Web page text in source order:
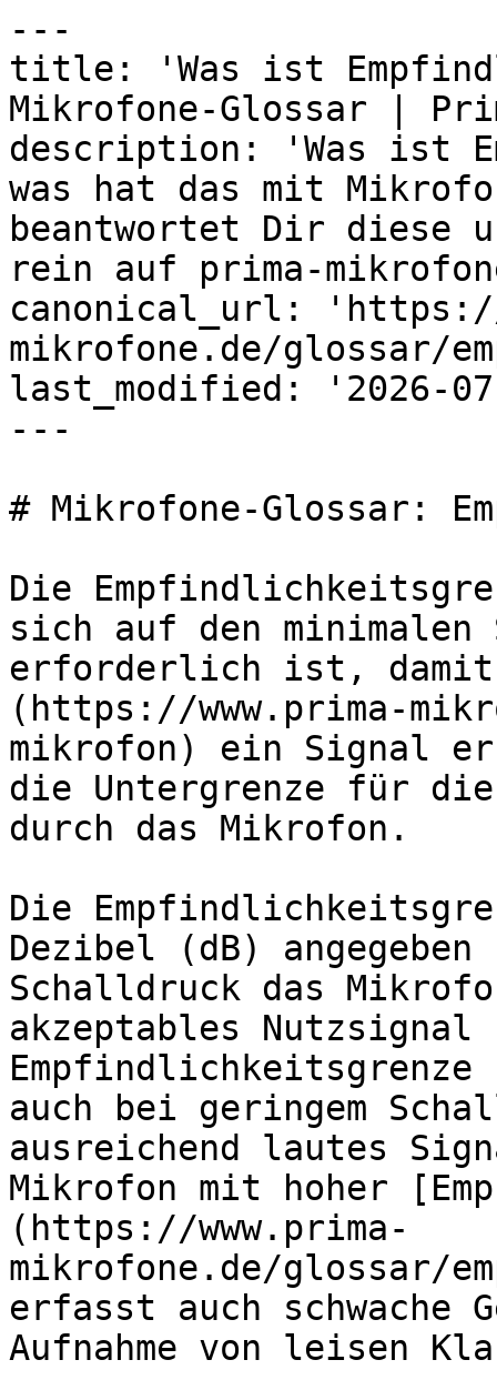
---
title: 'Was ist
Mikrofone-Glossar |
description: 'Was ist
was hat das mit
beantwortet Dir diese
rein auf prima-
canonical_url: 'https://
mikrofone.de/glossar/
last_modified: '2026-
---
# Mikrofone-Glossar:
Die
sich auf den
erforderlich ist, damit
(https://www.prima-
mikrofon) ein Signal
die Untergrenze für die
durch das Mikrofon.
Die
Dezibel (dB)
Schalldruck das
akzeptables
auch bei geringem
ausreichend lautes
Mikrofon mit hoher
(https://www.prima-
mikrofone.de/glossar/
erfasst auch schwache
Aufnahme von leisen